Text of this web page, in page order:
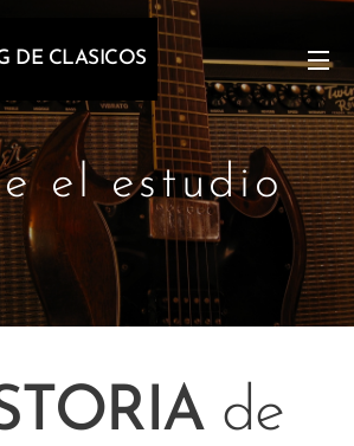
DE CLASICOS
el estudio
de